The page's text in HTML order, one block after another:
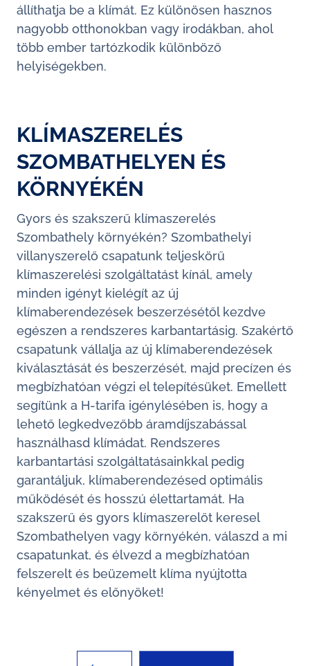
állíthatja be a klímát. Ez különösen hasznos
nagyobb otthonokban vagy irodákban, ahol
több ember tartózkodik különböző
helyiségekben.
KLÍMASZERELÉS
SZOMBATHELYEN ÉS
KÖRNYÉKÉN
Gyors és szakszerű klímaszerelés
Szombathely környékén? Szombathelyi
villanyszerelő csapatunk teljeskörű
klímaszerelési szolgáltatást kínál, amely
minden igényt kielégít az új
klímaberendezések beszerzésétől kezdve
egészen a rendszeres karbantartásig. Szakértő
csapatunk vállalja az új klímaberendezések
kiválasztását és beszerzését, majd precízen és
megbízhatóan végzi el telepítésüket. Emellett
segítünk a H-tarifa igénylésében is, hogy a
lehető legkedvezőbb áramdíjszabással
használhasd klímádat. Rendszeres
karbantartási szolgáltatásainkkal pedig
garantáljuk, klímaberendezésed optimális
működését és hosszú élettartamát. Ha
szakszerű és gyors klímaszerelőt keresel
Szombathelyen vagy környékén, válaszd a mi
csapatunkat, és élvezd a megbízhatóan
felszerelt és beüzemelt klíma nyújtotta
kényelmet és előnyöket!